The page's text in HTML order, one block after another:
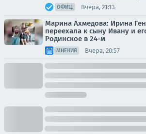
ОФИЦ. Вчера, 21:13
Марина Ахмедова: Ирина
переехала к сыну Ивану и
Родинское в 24-м
МНЕНИЯ Вчера, 20:57